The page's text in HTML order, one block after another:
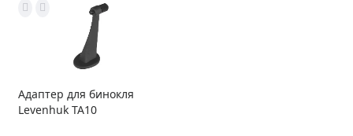
Адаптер для бинокля
Levenhuk TA10